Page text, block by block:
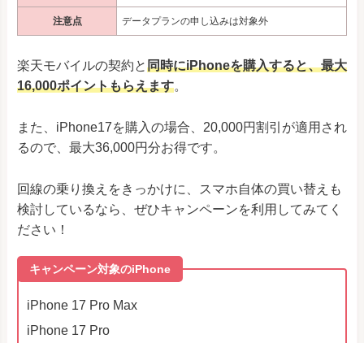
注意点 データプランの申し込みは対象外
楽天モバイルの契約と同時にiPhoneを購入すると、最大
16,000ポイントもらえます。
また、iPhone17を購入の場合、20,000円割引が適用され
るので、最大36,000円分お得です。
回線の乗り換えをきっかけに、スマホ自体の買い替えも
検討しているなら、ぜひキャンペーンを利用してみてく
ださい！
キャンペーン対象のiPhone
iPhone 17 Pro Max
iPhone 17 Pro